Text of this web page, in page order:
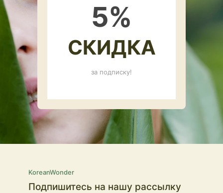
5%
СКИДКА
за подписку!
KoreanWonder
Подпишитесь на нашу рассылку